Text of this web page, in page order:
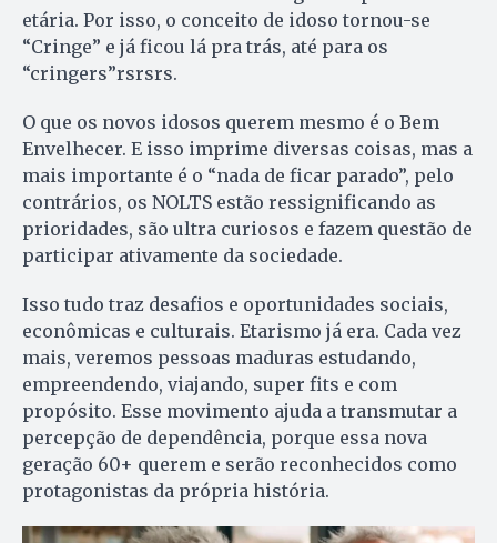
etária. Por isso, o conceito de idoso tornou-se
“Cringe” e já ficou lá pra trás, até para os
“cringers”rsrsrs.
O que os novos idosos querem mesmo é o Bem
Envelhecer. E isso imprime diversas coisas, mas a
mais importante é o “nada de ficar parado”, pelo
contrários, os NOLTS estão ressignificando as
prioridades, são ultra curiosos e fazem questão de
participar ativamente da sociedade.
Isso tudo traz desafios e oportunidades sociais,
econômicas e culturais. Etarismo já era. Cada vez
mais, veremos pessoas maduras estudando,
empreendendo, viajando, super fits e com
propósito. Esse movimento ajuda a transmutar a
percepção de dependência, porque essa nova
geração 60+ querem e serão reconhecidos como
protagonistas da própria história.